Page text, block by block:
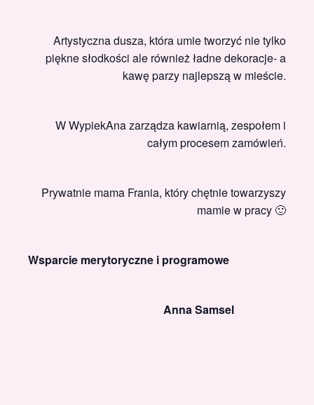
Artystyczna dusza, która umie tworzyć nie tylko
piękne słodkości ale również ładne dekoracje- a
kawę parzy najlepszą w mieście.
W WypiekAna zarządza kawiarnią, zespołem i
całym procesem zamówień.
Prywatnie mama Frania, który chętnie towarzyszy
mamie w pracy 🙂
Wsparcie merytoryczne i programowe
Anna Samsel